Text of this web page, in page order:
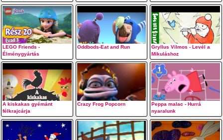
LEGO Friends -
Élménygyártás
Oddbods-Eat and Run
Gryllus Vilmos - Levél a
Mikuláshoz
A kiskakas gyémánt
félkrajcárja
Crazy Frog Popcorn
Peppa malac - Hurrá
nyaralunk